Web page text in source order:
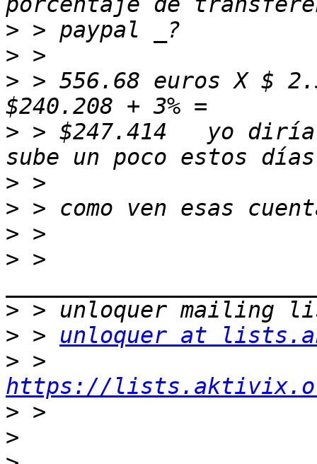
>
>
> > 556.68 euros X $
> > $247.414   yo
>
>
>
> >
>
> > unloquer at
>
https://
>
>